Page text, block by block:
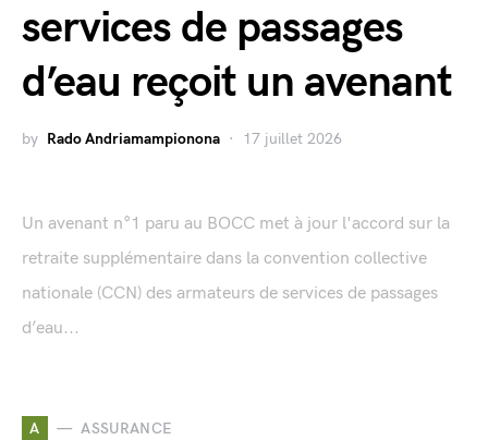
services de passages
d’eau reçoit un avenant
by Rado Andriamampionona 17 juillet 2026
Un avenant n°1 paru au BOCC met à jour l'accord sur la
retraite supplémentaire dans la convention collective
nationale (CCN) des armateurs de services de passages
d’eau...
A ASSURANCE